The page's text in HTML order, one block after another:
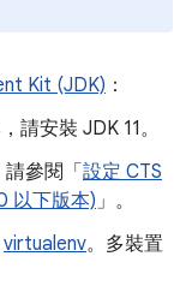
Kit (JDK) ：
請安裝 JDK 11。
參閱「 設定 CTS
以下版本)」。
virtualenv。多裝置